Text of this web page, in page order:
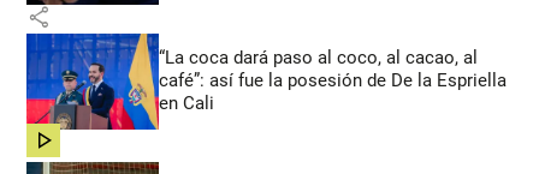
share
“La coca dará paso al coco, al cacao, al
café”: así fue la posesión de De la Espriella
en Cali
share